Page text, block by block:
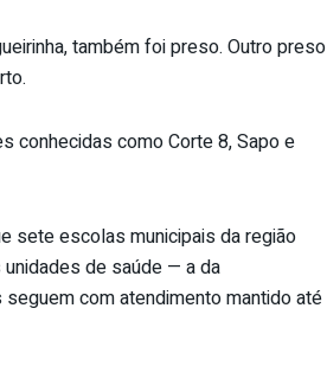
também foi preso. Outro preso
conhecidas como Corte 8, Sapo e
sete escolas municipais da região
de saúde — a da
com atendimento mantido até